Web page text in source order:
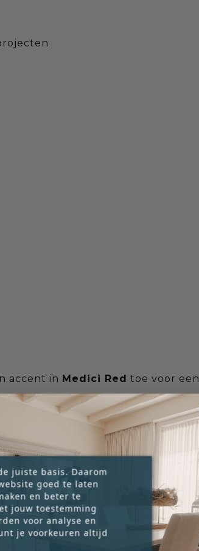
accent in Medici Red toe voor
atelier helpt je graag met
juiste basis. Daarom
goed te laten
en beter te
jouw toestemming
voor analyse en
je voorkeuren altijd